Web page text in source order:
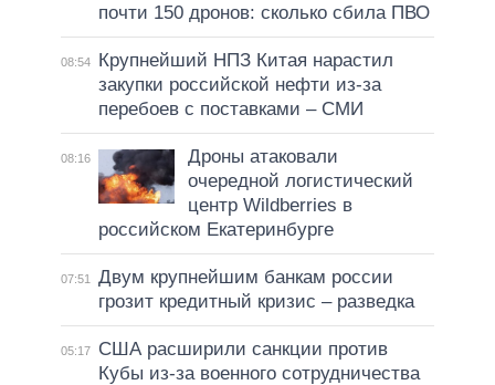
почти 150 дронов: сколько сбила ПВО
08:54
Крупнейший НПЗ Китая нарастил
закупки российской нефти из-за
перебоев с поставками – СМИ
08:16
Дроны атаковали
очередной логистический
центр Wildberries в
российском Екатеринбурге
07:51
Двум крупнейшим банкам россии
грозит кредитный кризис – разведка
05:17
США расширили санкции против
Кубы из-за военного сотрудничества